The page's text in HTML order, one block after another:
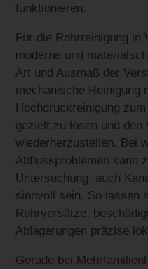
funktionieren.
Für die Rohrreinigung
moderne und
Art und Ausmaß der
mechanische Reinigung
Hochdruckreinigung
gezielt zu lösen und den
wiederherzustellen. Bei
Abflussproblemen kann
Untersuchung, auch
sinnvoll sein. So lassen
Rohrversätze,
Ablagerungen präzise
Gerade bei